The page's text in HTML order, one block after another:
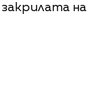
закрилата на